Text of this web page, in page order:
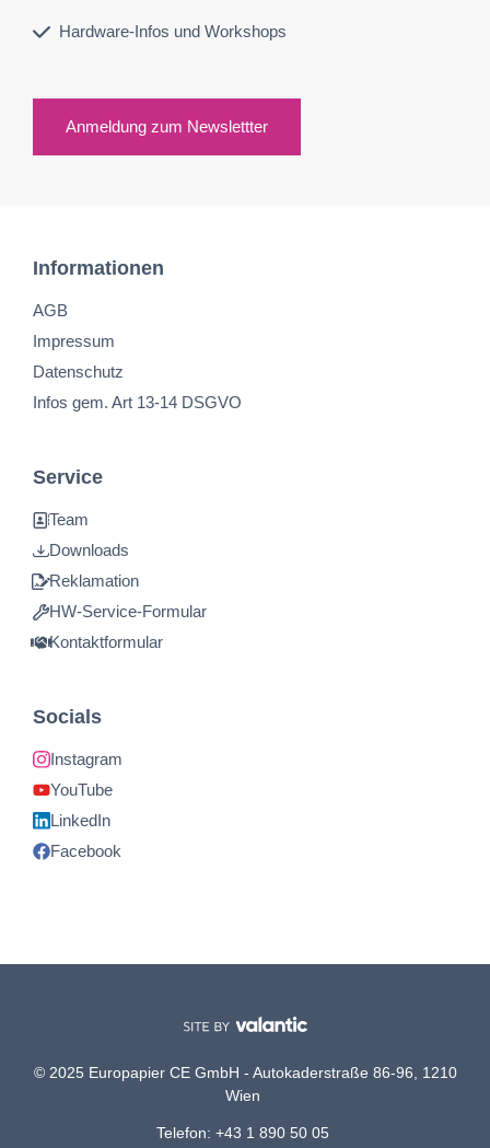
Hardware-Infos und Workshops
Anmeldung zum Newslettter
Informationen
AGB
Impressum
Datenschutz
Infos gem. Art 13-14 DSGVO
Service
Team
Downloads
Reklamation
HW-Service-Formular
Kontaktformular
Socials
Instagram
YouTube
LinkedIn
Facebook
© 2025 Europapier CE GmbH - Autokaderstraße 86-96, 1210
Wien
Telefon: +43 1 890 50 05